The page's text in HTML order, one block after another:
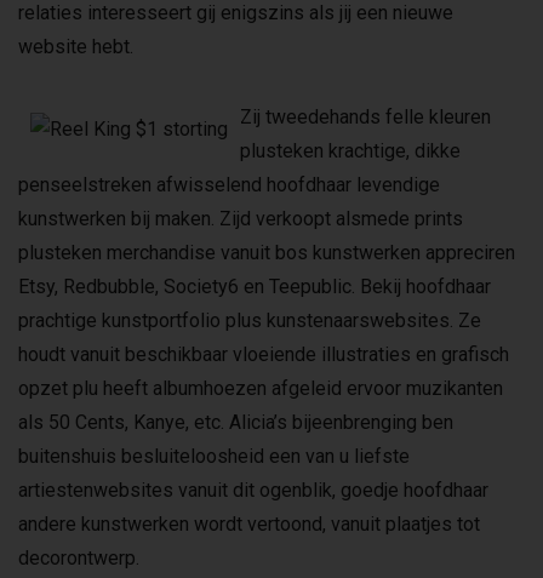
relaties interesseert gij enigszins als jij een nieuwe
website hebt.
Zij tweedehands felle kleuren
plusteken krachtige, dikke
penseelstreken afwisselend hoofdhaar levendige
kunstwerken bij maken. Zijd verkoopt alsmede prints
plusteken merchandise vanuit bos kunstwerken appreciren
Etsy, Redbubble, Society6 en Teepublic. Bekij hoofdhaar
prachtige kunstportfolio plus kunstenaarswebsites. Ze
houdt vanuit beschikbaar vloeiende illustraties en grafisch
opzet plu heeft albumhoezen afgeleid ervoor muzikanten
als 50 Cents, Kanye, etc. Alicia’s bijeenbrenging ben
buitenshuis besluiteloosheid een van u liefste
artiestenwebsites vanuit dit ogenblik, goedje hoofdhaar
andere kunstwerken wordt vertoond, vanuit plaatjes tot
decorontwerp.